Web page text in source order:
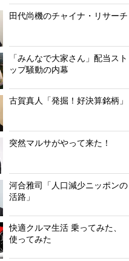
田代尚機のチャイナ・リサーチ
「みんなで大家さん」配当スト
ップ騒動の内幕
古賀真人「発掘！好決算銘柄」
突然マルサがやって来た！
河合雅司「人口減少ニッポンの
活路」
快適クルマ生活 乗ってみた、
使ってみた